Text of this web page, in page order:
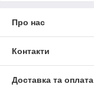
Про нас
Контакти
Доставка та оплата